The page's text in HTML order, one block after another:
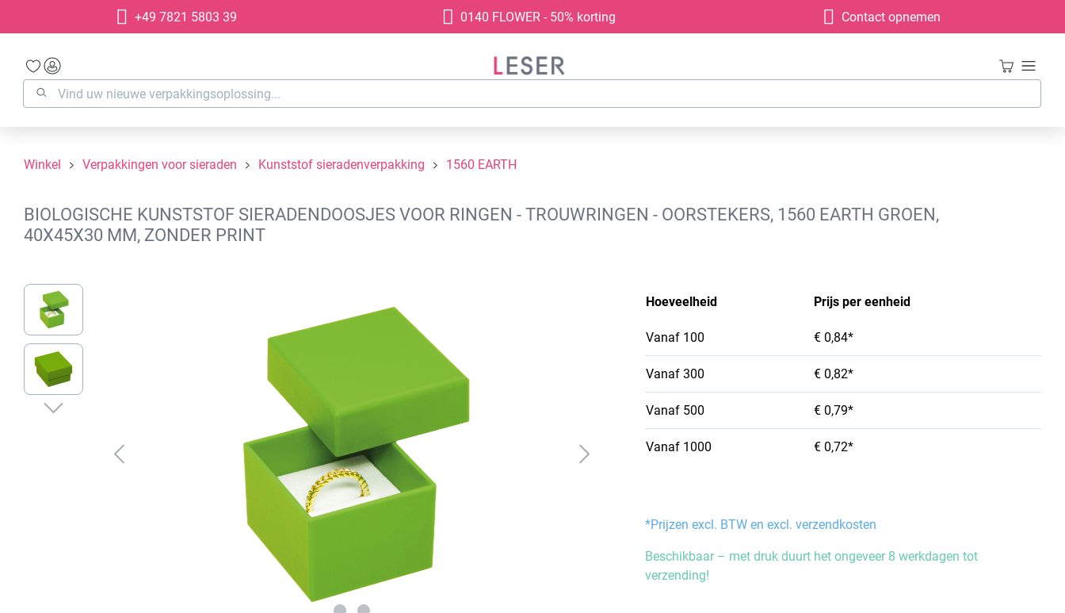
Ga naar de hoofdnavigatie
+49 7821 5803 39 0140 FLOWER - 50% korting Contact opnemen
Winkel Verpakkingen voor sieraden Kunststof sieradenverpakking 1560 EARTH
BIOLOGISCHE KUNSTSTOF SIERADENDOOSJES VOOR RINGEN - TROUWRINGEN - OORSTEKERS, 1560 EARTH GROEN,
40X45X30 MM, ZONDER PRINT
Afbeeldingengalerij overslaan
Hoeveelheid Prijs per eenheid
Vanaf 100 € 0,84*
Vanaf 300 € 0,82*
Vanaf 500 € 0,79*
Vanaf 1000 € 0,72*
*Prijzen excl. BTW en excl. verzendkosten
Beschikbaar – met druk duurt het ongeveer 8 werkdagen tot
verzending!